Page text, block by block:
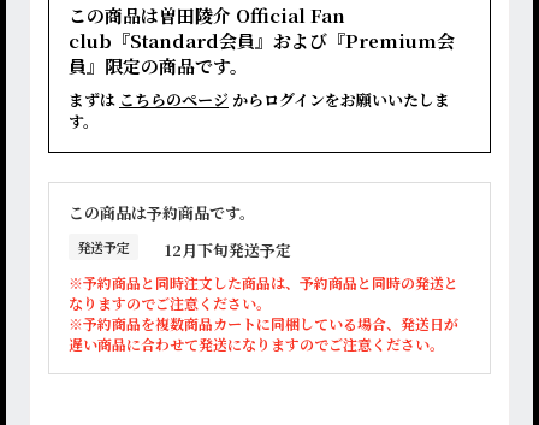
この商品は曽田陵介 Official Fan
club『Standard会員』および『Premium会
員』限定の商品です。
まずは こちらのページ からログインをお願いいたしま
す。
この商品は予約商品です。
発送予定 12月下旬発送予定
※予約商品と同時注文した商品は、予約商品と同時の発送と
なりますのでご注意ください。
※予約商品を複数商品カートに同梱している場合、発送日が
遅い商品に合わせて発送になりますのでご注意ください。